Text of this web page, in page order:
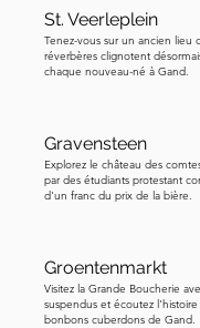
St. Veerleplein
Tenez-vous sur un ancien lieu
réverbères clignotent
chaque nouveau-né à Gand.
Gravensteen
Explorez le château des
par des étudiants protestant
d'un franc du prix de la bière.
Groentenmarkt
Visitez la Grande Boucherie
suspendus et écoutez
bonbons cuberdons de Gand.